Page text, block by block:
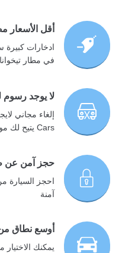
أقل الأسعار
ادخارات كبيرة
في مطار
لا يوجد رسوم
Cars يتيح لك موقع
حجز آمن عن
احجز السيارة
آمنة
أوسع نطاق
يمكنك